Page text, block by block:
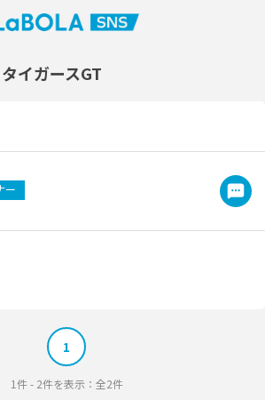
イガースGT
ー
1
1件 - 2件を表示：全2件